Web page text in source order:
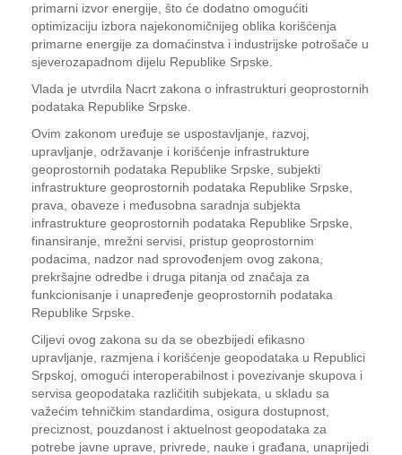
primarni izvor energije, što će dodatno omogućiti
optimizaciju izbora najekonomičnijeg oblika korišćenja
primarne energije za domaćinstva i industrijske potrošače u
sjeverozapadnom dijelu Republike Srpske.
Vlada je utvrdila Nacrt zakona o infrastrukturi geoprostornih
podataka Republike Srpske.
Ovim zakonom uređuje se uspostavljanje, razvoj,
upravljanje, održavanje i korišćenje infrastrukture
geoprostornih podataka Republike Srpske, subjekti
infrastrukture geoprostornih podataka Republike Srpske,
prava, obaveze i međusobna saradnja subjekta
infrastrukture geoprostornih podataka Republike Srpske,
finansiranje, mrežni servisi, pristup geoprostornim
podacima, nadzor nad sprovođenjem ovog zakona,
prekršajne odredbe i druga pitanja od značaja za
funkcionisanje i unapređenje geoprostornih podataka
Republike Srpske.
Ciljevi ovog zakona su da se obezbijedi efikasno
upravljanje, razmjena i korišćenje geopodataka u Republici
Srpskoj, omogući interoperabilnost i povezivanje skupova i
servisa geopodataka različitih subjekata, u skladu sa
važećim tehničkim standardima, osigura dostupnost,
preciznost, pouzdanost i aktuelnost geopodataka za
potrebe javne uprave, privrede, nauke i građana, unaprijedi